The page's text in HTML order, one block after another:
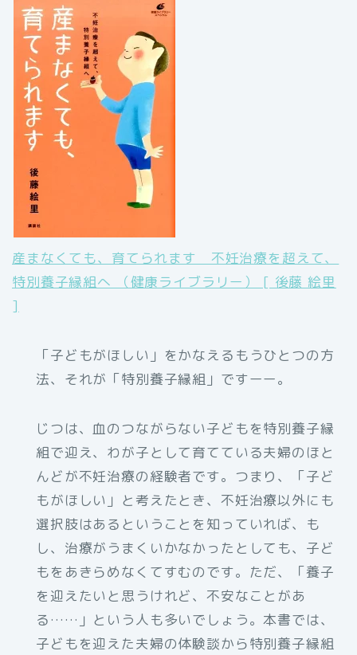
産まなくても、育てられます 不妊治療を超えて、
特別養子縁組へ （健康ライブラリー） [ 後藤 絵里
]
「子どもがほしい」をかなえるもうひとつの方
法、それが「特別養子縁組」ですーー。
じつは、血のつながらない子どもを特別養子縁
組で迎え、わが子として育てている夫婦のほと
んどが不妊治療の経験者です。つまり、「子ど
もがほしい」と考えたとき、不妊治療以外にも
選択肢はあるということを知っていれば、も
し、治療がうまくいかなかったとしても、子ど
もをあきらめなくてすむのです。ただ、「養子
を迎えたいと思うけれど、不安なことがあ
る……」という人も多いでしょう。本書では、
子どもを迎えた夫婦の体験談から特別養子縁組